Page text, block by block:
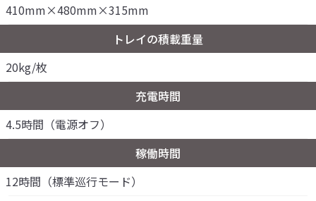
410mm×480mm×315mm
トレイの積載重量
20kg/枚
充電時間
4.5時間（電源オフ）
稼働時間
12時間（標準巡行モード）